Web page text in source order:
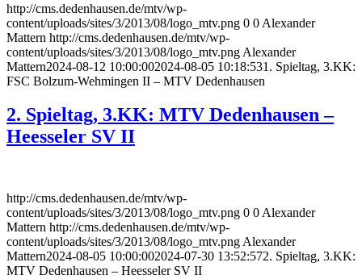
http://cms.dedenhausen.de/mtv/wp-
content/uploads/sites/3/2013/08/logo_mtv.png 0 0 Alexander
Mattern http://cms.dedenhausen.de/mtv/wp-
content/uploads/sites/3/2013/08/logo_mtv.png Alexander
Mattern2024-08-12 10:00:002024-08-05 10:18:531. Spieltag, 3.KK:
FSC Bolzum-Wehmingen II – MTV Dedenhausen
2. Spieltag, 3.KK: MTV Dedenhausen –
Heesseler SV II
http://cms.dedenhausen.de/mtv/wp-
content/uploads/sites/3/2013/08/logo_mtv.png 0 0 Alexander
Mattern http://cms.dedenhausen.de/mtv/wp-
content/uploads/sites/3/2013/08/logo_mtv.png Alexander
Mattern2024-08-05 10:00:002024-07-30 13:52:572. Spieltag, 3.KK:
MTV Dedenhausen – Heesseler SV II